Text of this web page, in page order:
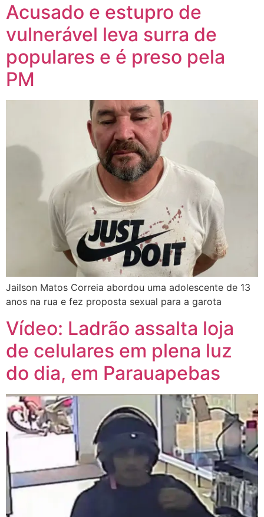
Acusado e estupro de
vulnerável leva surra de
populares e é preso pela
PM
Jailson Matos Correia abordou uma adolescente de 13
anos na rua e fez proposta sexual para a garota
Vídeo: Ladrão assalta loja
de celulares em plena luz
do dia, em Parauapebas